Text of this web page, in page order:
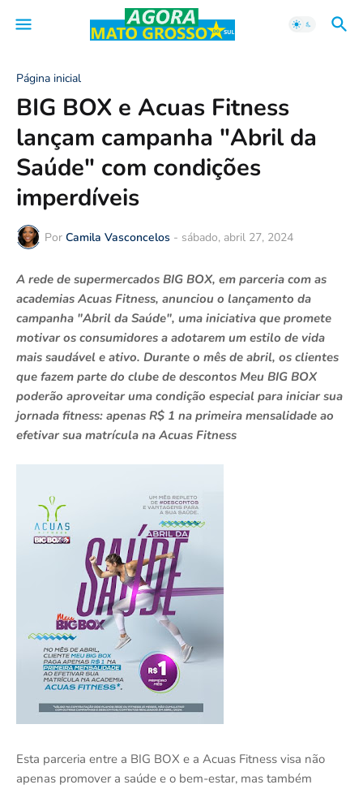
Página inicial
BIG BOX e Acuas Fitness
lançam campanha "Abril da
Saúde" com condições
imperdíveis
Por Camila Vasconcelos - sábado, abril 27, 2024
A rede de supermercados BIG BOX, em parceria com as
academias Acuas Fitness, anunciou o lançamento da
campanha "Abril da Saúde", uma iniciativa que promete
motivar os consumidores a adotarem um estilo de vida
mais saudável e ativo. Durante o mês de abril, os clientes
que fazem parte do clube de descontos Meu BIG BOX
poderão aproveitar uma condição especial para iniciar sua
jornada fitness: apenas R$ 1 na primeira mensalidade ao
efetivar sua matrícula na Acuas Fitness
Esta parceria entre a BIG BOX e a Acuas Fitness visa não
apenas promover a saúde e o bem-estar, mas também